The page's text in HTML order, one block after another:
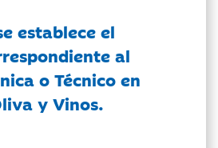
establece el
al
o Técnico en
y Vinos.